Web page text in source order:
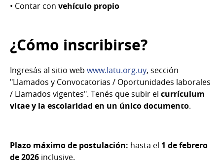
• Contar con vehículo propio
¿Cómo inscribirse?
Ingresás al sitio web www.latu.org.uy, sección
"Llamados y Convocatorias / Oportunidades laborales
/ Llamados vigentes". Tenés que subir el currículum
vitae y la escolaridad en un único documento.
Plazo máximo de postulación: hasta el 1 de febrero
de 2026 inclusive.